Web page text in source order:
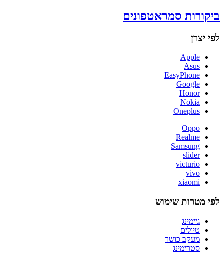
ביקורות סמראטפונים
לפי יצרן
Apple
Asus
EasyPhone
Google
Honor
Nokia
Oneplus
Oppo
Realme
Samsung
slider
victurio
vivo
xiaomi
לפי מטרות שימוש
גיימינג
טיולים
מעקב כושר
סטרימינג